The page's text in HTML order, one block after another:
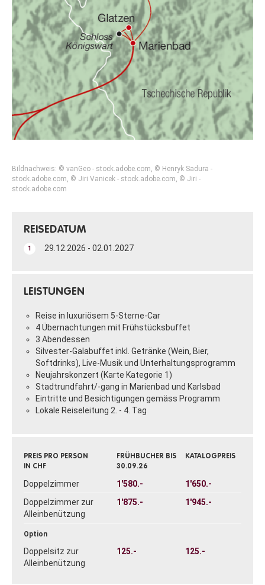
Bildnachweis: © vanGeo - stock.adobe.com, © Henryk Sadura -
stock.adobe.com, © Jiri Vanicek - stock.adobe.com, © Jiri -
stock.adobe.com
REISEDATUM
1 29.12.2026 - 02.01.2027
LEISTUNGEN
Reise in luxuriösem 5-Sterne-Car
4 Übernachtungen mit Frühstücksbuffet
3 Abendessen
Silvester-Galabuffet inkl. Getränke (Wein, Bier,
Softdrinks), Live-Musik und Unterhaltungsprogramm
Neujahrskonzert (Karte Kategorie 1)
Stadtrundfahrt/-gang in Marienbad und Karlsbad
Eintritte und Besichtigungen gemäss Programm
Lokale Reiseleitung 2. - 4. Tag
PREIS PRO PERSON
IN CHF
FRÜHBUCHER BIS
30.09.26
KATALOGPREIS
Doppelzimmer 1'580.-
1'650.-
Doppelzimmer zur
Alleinbenützung
1'875.- 1'945.-
Option
Doppelsitz zur
Alleinbenützung
125.- 125.-